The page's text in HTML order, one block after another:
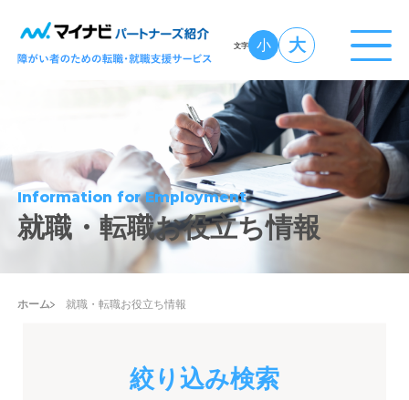
文字 小 大
Information for Employment
就職・転職お役立ち情報
ホーム 就職・転職お役立ち情報
絞り込み検索